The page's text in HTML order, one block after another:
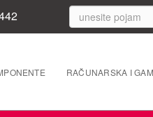
RAČUNARSKA I